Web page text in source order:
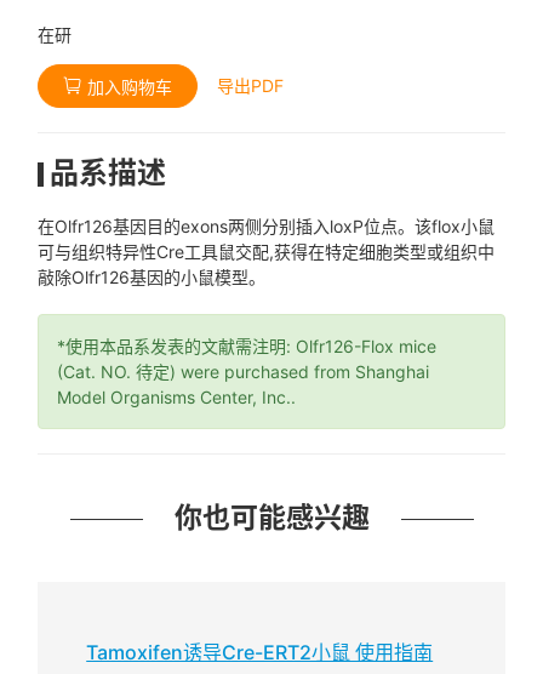
在研
加入购物车 导出PDF
品系描述
在Olfr126基因目的exons两侧分别插入loxP位点。该flox小鼠
可与组织特异性Cre工具鼠交配,获得在特定细胞类型或组织中
敲除Olfr126基因的小鼠模型。
*使用本品系发表的文献需注明: Olfr126-Flox mice
(Cat. NO. 待定) were purchased from Shanghai
Model Organisms Center, Inc..
你也可能感兴趣
Tamoxifen诱导Cre-ERT2小鼠 使用指南